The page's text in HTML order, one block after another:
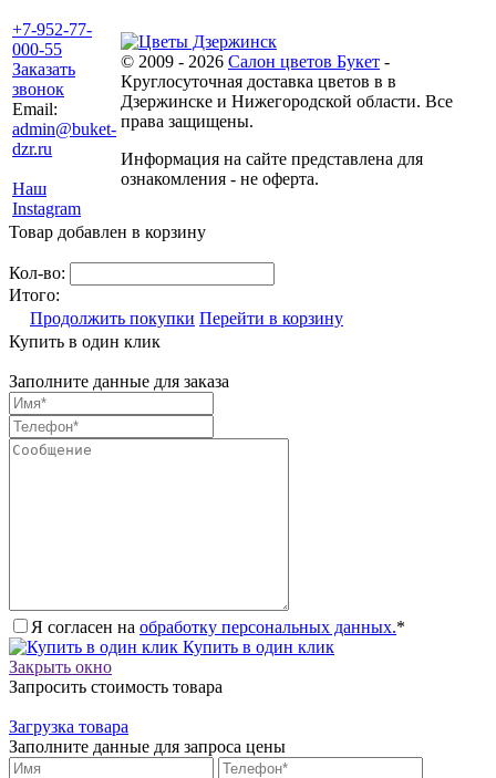
+7-952-77-
000-55
Заказать
звонок
Email:
admin@buket-
dzr.ru
Наш
Instagram
© 2009 - 2026 Салон цветов Букет -
Круглосуточная доставка цветов в в
Дзержинске и Нижегородской области. Все
права защищены.
Информация на сайте представлена для
ознакомления - не оферта.
Товар добавлен в корзину
Кол-во:
Итого:
Продолжить покупки Перейти в корзину
Купить в один клик
Заполните данные для заказа
Я согласен на обработку персональных данных.*
Купить в один клик
Закрыть окно
Запросить стоимость товара
Загрузка товара
Заполните данные для запроса цены